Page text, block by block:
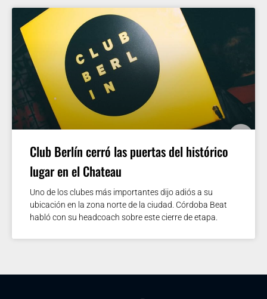
Club Berlín cerró las puertas del histórico
lugar en el Chateau
Uno de los clubes más importantes dijo adiós a su
ubicación en la zona norte de la ciudad. Córdoba Beat
habló con su headcoach sobre este cierre de etapa.